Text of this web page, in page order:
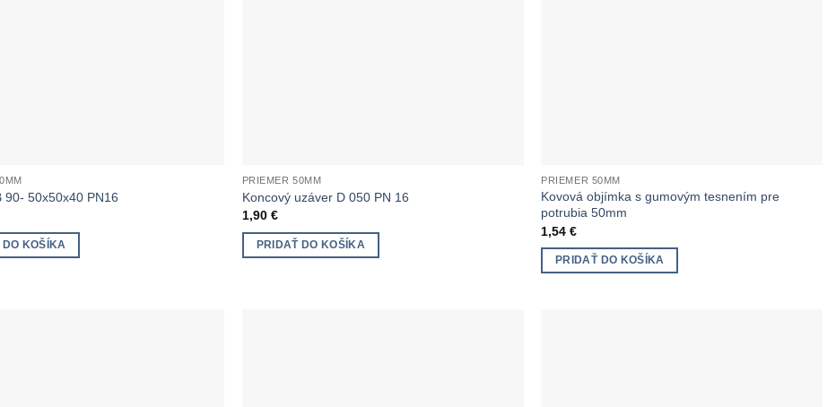
90- 50x50x40 PN16
DO KOŠÍKA
PRIEMER 50MM
Koncový uzáver D 050 PN 16
1,90 €
PRIDAŤ DO KOŠÍKA
PRIEMER 50MM
Kovová objímka s gumovým tesnením pre
potrubia 50mm
1,54€
PRIDAŤ DO KOŠÍKA